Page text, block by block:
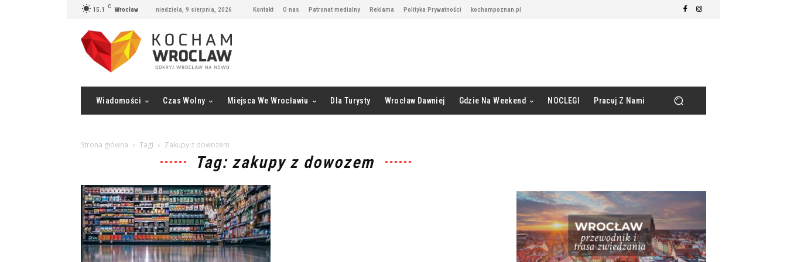
15.1 C Wrocław niedziela, 9 sierpnia, 2026 Kontakt O nas Patronat medialny Reklama Polityka Prywatności kochampoznan.pl
Wiadomości Czas Wolny Miejsca We Wrocławiu Dla Turysty Wrocław Dawniej Gdzie Na Weekend NOCLEGI Pracuj Z Nami
Strona główna Tagi Zakupy z dowozem
Tag: zakupy z dowozem